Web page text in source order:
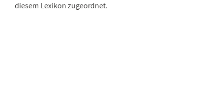
diesem Lexikon zugeordnet.